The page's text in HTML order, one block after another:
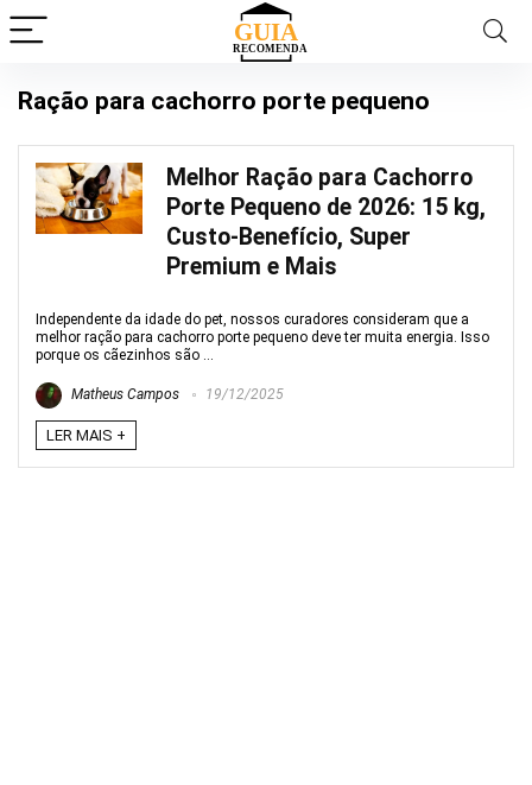
Ração para cachorro porte pequeno
Melhor Ração para Cachorro
Porte Pequeno de 2026: 15 kg,
Custo-Benefício, Super
Premium e Mais
Independente da idade do pet, nossos curadores consideram que a
melhor ração para cachorro porte pequeno deve ter muita energia. Isso
porque os cãezinhos são ...
Matheus Campos 19/12/2025
LER MAIS +